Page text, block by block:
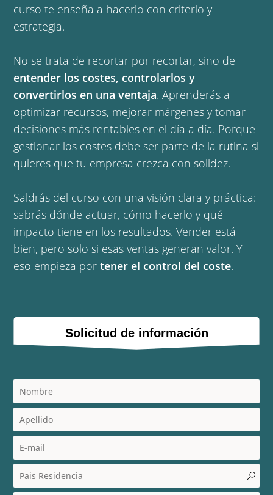
curso te enseña a hacerlo con criterio y
estrategia.
No se trata de recortar por recortar, sino de
entender los costes, controlarlos y
convertirlos en una ventaja. Aprenderás a
optimizar recursos, mejorar márgenes y tomar
decisiones más rentables en el día a día. Porque
gestionar los costes debe ser parte de la rutina si
quieres que tu empresa crezca con solidez.
Saldrás del curso con una visión clara y práctica:
sabrás dónde actuar, cómo hacerlo y qué
impacto tiene en los resultados. Vender está
bien, pero solo si esas ventas generan valor. Y
eso empieza portener el control del coste.
Solicitud de información